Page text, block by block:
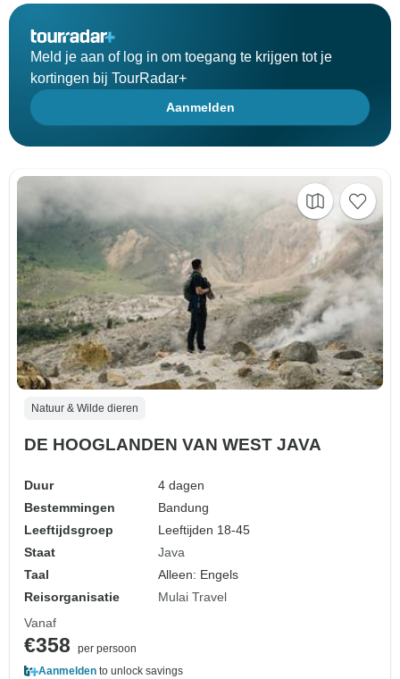
Meld je aan of log in om toegang te krijgen tot je
kortingen bij TourRadar+
Aanmelden
Natuur & Wilde dieren
DE HOOGLANDEN VAN WEST JAVA
Duur
4 dagen
Bestemmingen
Bandung
Leeftijdsgroep
Leeftijden 18-45
Staat
Java
Taal
Alleen: Engels
Reisorganisatie
Mulai Travel
Vanaf
€358
per persoon
Aanmelden to unlock savings